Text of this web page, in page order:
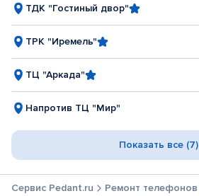
ТДК "Гостиный двор"
ТРК "Иремель"
ТЦ "Аркада"
Напротив ТЦ "Мир"
Показать все (7)
Сервис Pedant.ru Ремонт телефонов